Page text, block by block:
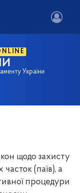
України
щодо захисту
часток (паїв), а
процедури